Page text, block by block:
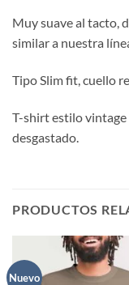
Muy suave al tacto,
similar a nuestra
Tipo Slim fit, cuello
T-shirt estilo vintage
desgastado.
PRODUCTOS
Nuevo